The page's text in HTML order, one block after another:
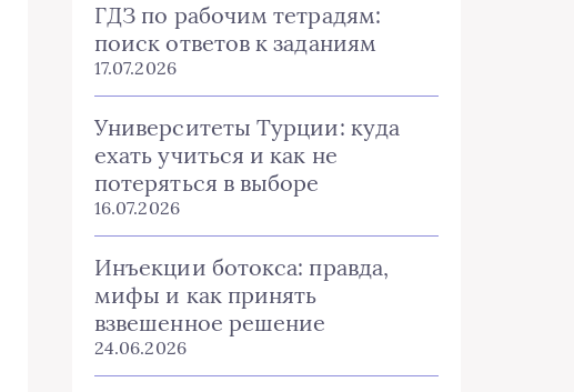
ГДЗ по рабочим тетрадям:
поиск ответов к заданиям
17.07.2026
Университеты Турции: куда
ехать учиться и как не
потеряться в выборе
16.07.2026
Инъекции ботокса: правда,
мифы и как принять
взвешенное решение
24.06.2026